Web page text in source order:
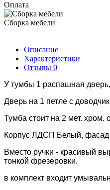
Оплата
Сборка мебели
Описание
Характеристики
Отзывы 0
У тумбы 1 распашная
Дверь на 1 петле с
Тумба стоит на 2 мет. хром.
Корпус ЛДСП Белый,
Вместо ручки - красивый
тонкой фрезеровки.
в комплект входит